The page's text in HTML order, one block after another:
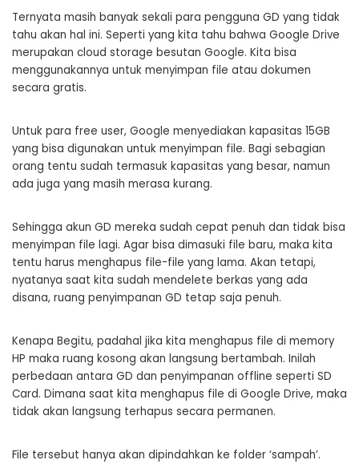
Ternyata masih banyak sekali para pengguna GD yang tidak
tahu akan hal ini. Seperti yang kita tahu bahwa Google Drive
merupakan cloud storage besutan Google. Kita bisa
menggunakannya untuk menyimpan file atau dokumen
secara gratis.
Untuk para free user, Google menyediakan kapasitas 15GB
yang bisa digunakan untuk menyimpan file. Bagi sebagian
orang tentu sudah termasuk kapasitas yang besar, namun
ada juga yang masih merasa kurang.
Sehingga akun GD mereka sudah cepat penuh dan tidak bisa
menyimpan file lagi. Agar bisa dimasuki file baru, maka kita
tentu harus menghapus file-file yang lama. Akan tetapi,
nyatanya saat kita sudah mendelete berkas yang ada
disana, ruang penyimpanan GD tetap saja penuh.
Kenapa Begitu, padahal jika kita menghapus file di memory
HP maka ruang kosong akan langsung bertambah. Inilah
perbedaan antara GD dan penyimpanan offline seperti SD
Card. Dimana saat kita menghapus file di Google Drive, maka
tidak akan langsung terhapus secara permanen.
File tersebut hanya akan dipindahkan ke folder ‘sampah’.